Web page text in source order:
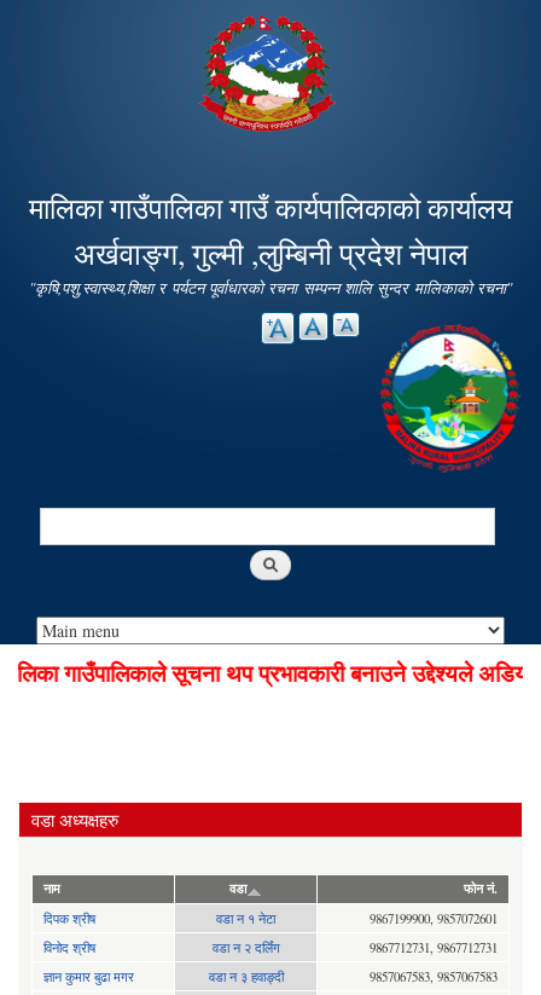
main
content
मालिका गाउँपालिका गाउँ कार्यपालिकाको कार्यालय
अर्खवाङ्ग, गुल्मी ,लुम्बिनी प्रदेश नेपाल
"कृषि,पशु,स्वास्थ्य,शिक्षा र पर्यटन पूर्वाधारको रचना सम्पन्न शालि सुन्दर मालिकाको रचना"
Search
गाउँपालिकाले सूचना थप प्रभावकारी बनाउने उद्देश्यले अडियो
वडा अध्यक्षहरु
नाम वडा फोन नं.
दिपक श्रीष वडा न १ नेटा
9867199900, 9857072601
विनोद श्रीष
वडा न २ दर्लिंग
9867712731, 9867712731
ज्ञान कुमार बुढा मगर
वडा न ३ हवाङ्दी
9857067583, 9857067583